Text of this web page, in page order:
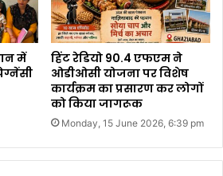
में
हिंट रेडियो 90.4 एफएम ने
ओडीओसी योजना पर विशेष
कार्यक्रम का प्रसारण कर लोगों
को किया जागरूक
Monday, 15 June 2026, 6:39 pm